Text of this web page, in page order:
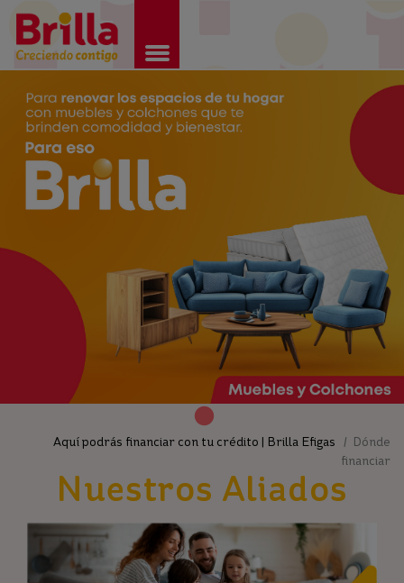
Aquí podrás financiar con tu crédito | Brilla Efigas / Dónde
financiar
Nuestros Aliados